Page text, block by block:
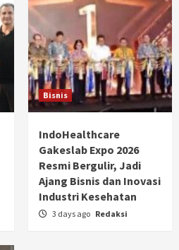
Bisnis
IndoHealthcare
Gakeslab Expo 2026
Resmi Bergulir, Jadi
Ajang Bisnis dan Inovasi
Industri Kesehatan
3 days ago Redaksi